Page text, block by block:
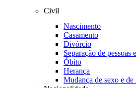
Civil
Nascimento
Casamento
Divórcio
Separação de pessoas
Óbito
Herança
Mudança de sexo e